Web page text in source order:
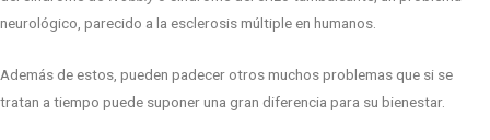
neurológico, parecido a la esclerosis múltiple en humanos.
Además de estos, pueden padecer otros muchos problemas que si se
tratan a tiempo puede suponer una gran diferencia para su bienestar.